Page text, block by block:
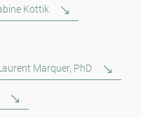
Kottik
Marquer, PhD